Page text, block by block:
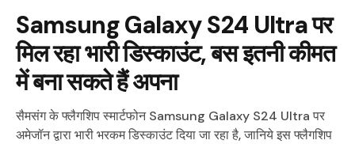
Samsung Galaxy S24 Ultra पर
मिल रहा भारी डिस्काउंट, बस इतनी कीमत
में बना सकते हैं अपना
सैमसंग के फ्लैगशिप स्मार्टफोन Samsung Galaxy S24 Ultra पर
अमेजॉन द्वारा भारी भरकम डिस्काउंट दिया जा रहा है, जानिये इस फ्लैगशिप